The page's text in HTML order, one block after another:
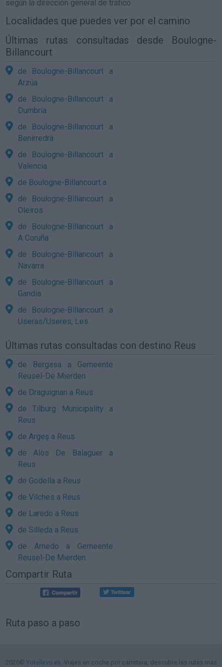
según la dirección general de tráfico
Localidades que puedes ver por el camino
Últimas rutas consultadas desde Boulogne-
Billancourt
de Boulogne-Billancourt a
Arzúa
de Boulogne-Billancourt a
Dumbría
de Boulogne-Billancourt a
Benirredrà
de Boulogne-Billancourt a
Valencia
de Boulogne-Billancourt a
de Boulogne-Billancourt a
Oleiros
de Boulogne-Billancourt a
A Coruña
de Boulogne-Billancourt a
Navarra
de Boulogne-Billancourt a
Gandia
de Boulogne-Billancourt a
Useras/Useres, Les
Últimas rutas consultadas con destino Reus
de Bergasa a Gemeente
Reusel-De Mierden
de Draguignan a Reus
de Tilburg Municipality a
Reus
de Argeş a Reus
de Alòs De Balaguer a
Reus
de Godella a Reus
de Vilches a Reus
de Laredo a Reus
de Silleda a Reus
de Arnedo a Gemeente
Reusel-De Mierden
Compartir Ruta
Ruta paso a paso
2026© Yotellevo.es. Viajes en coche por carretera, descubre las rutas más